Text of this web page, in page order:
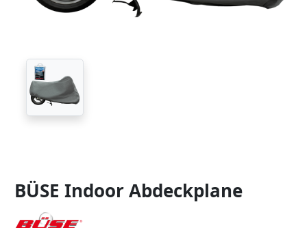
BÜSE Indoor Abdeckplane